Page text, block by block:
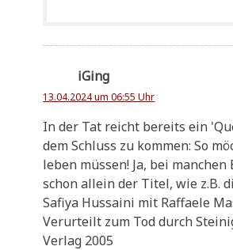
iGing
13.04.2024 um 06:55 Uhr
In der Tat reicht bereits ein
dem Schluss zu kom­men: So
leben müs­sen! Ja, bei
schon allein der Titel, wie z.B.
Safi­ya Hussai­ni mit Raf­fae­le
Ver­ur­teilt zum Tod durch
Ver­lag 2005